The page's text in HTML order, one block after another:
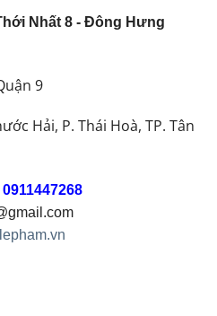
Nhất 8 - Đông Hưng
9
Hải, P. Thái Hoà, TP. Tân
0911447268